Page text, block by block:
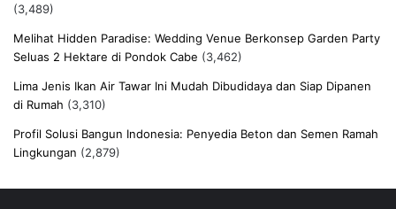
(3,489)
Melihat Hidden Paradise: Wedding Venue Berkonsep Garden Party
Seluas 2 Hektare di Pondok Cabe (3,462)
Lima Jenis Ikan Air Tawar Ini Mudah Dibudidaya dan Siap Dipanen
di Rumah (3,310)
Profil Solusi Bangun Indonesia: Penyedia Beton dan Semen Ramah
Lingkungan (2,879)